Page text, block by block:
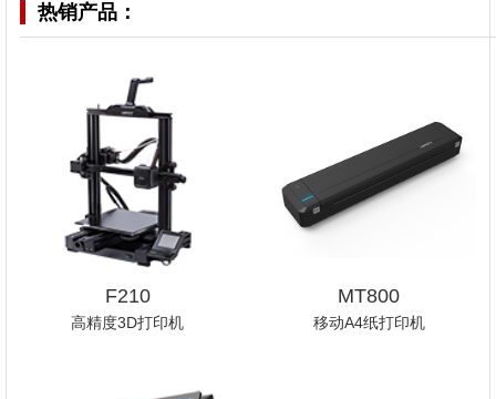
热销产品：
F210
高精度3D打印机
MT800
移动A4纸打印机